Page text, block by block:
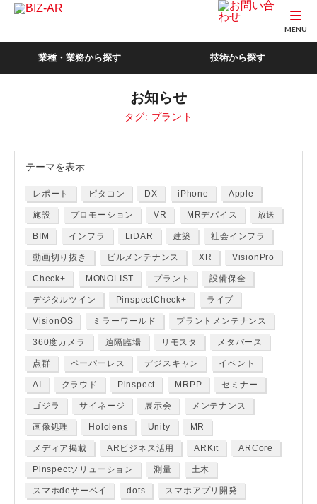
MENU
業種・業務から探す 技術から探す
お知らせ
タグ: プラント
テーマを表示
レポート ピタコン DX iPhone Apple
施設 プロモーション VR MRデバイス 放送
BIM インフラ LiDAR 建築 社会インフラ
動画切り抜き ビルメンテナンス XR VisionPro
Check+ MONOLIST プラント 設備保全
デジタルツイン PinspectCheck+ ライブ
VisionOS ミラーワールド プラントメンテナンス
360度カメラ 遠隔臨場 リモスタ メタバース
点群 ペーパーレス デジスキャン イベント
AI クラウド Pinspect MRPP セミナー
ゴジラ サイネージ 展示会 メンテナンス
画像処理 Hololens Unity MR
メディア掲載 ARビジネス活用 ARKit ARCore
Pinspectソリューション 測量 土木
スマホdeサーベイ dots スマホアプリ開発